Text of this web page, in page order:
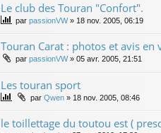
Le club des Touran "Confort".
par passionVW» 18 nov. 2005, 06:19
Touran Carat : photos et avis en
par passionVW» 05 avr. 2005, 21:51
Les touran sport
par Qwen » 18 nov. 2005, 08:46
le toillettage du toutou est (